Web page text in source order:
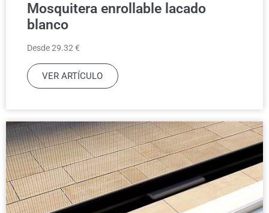
Mosquitera enrollable lacado
blanco
Desde 29.32 €
VER ARTÍCULO